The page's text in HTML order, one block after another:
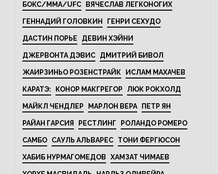
БОКС/MMA/UFC ВЯЧЕСЛАВ ЛЕГКОНОГИХ
ГЕННАДИЙ ГОЛОВКИН ГЕНРИ СЕХУДО
ДАСТИН ПОРЬЕ ДЕВИН ХЭЙНИ
ДЖЕРВОНТА ДЭВИС ДМИТРИЙ БИВОЛ
ЖАИРЗИНЬО РОЗЕНСТРАЙК ИСЛАМ МАХАЧЕВ
КАРАТЭ: КОНОР МАКГРЕГОР ЛЮК РОКХОЛД
МАЙКЛ ЧЕНДЛЕР МАРЛОН ВЕРА ПЕТР ЯН
РАЙАН ГАРСИЯ РЕСТЛИНГ РОЛАНДО РОМЕРО
САМБО САУЛЬ АЛЬВАРЕС ТОНИ ФЕРГЮСОН
ХАБИБ НУРМАГОМЕДОВ ХАМЗАТ ЧИМАЕВ